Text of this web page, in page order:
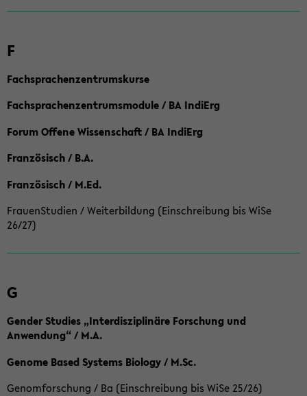
F
Fachsprachenzentrumskurse
Fachsprachenzentrumsmodule / BA IndiErg
Forum Offene Wissenschaft / BA IndiErg
Französisch / B.A.
Französisch / M.Ed.
FrauenStudien / Weiterbildung (Einschreibung bis WiSe
26/27)
G
Gender Studies „Interdisziplinäre Forschung und
Anwendung“ / M.A.
Genome Based Systems Biology / M.Sc.
Genomforschung / Ba (Einschreibung bis WiSe 25/26)